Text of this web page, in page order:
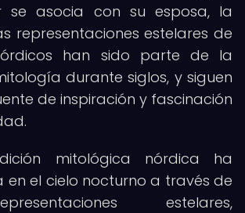
se asocia con su esposa, la
representaciones estelares de
han sido parte de la
durante siglos, y siguen
de inspiración y fascinación
mitológica nórdica ha
en el cielo nocturno a través de
estelares,